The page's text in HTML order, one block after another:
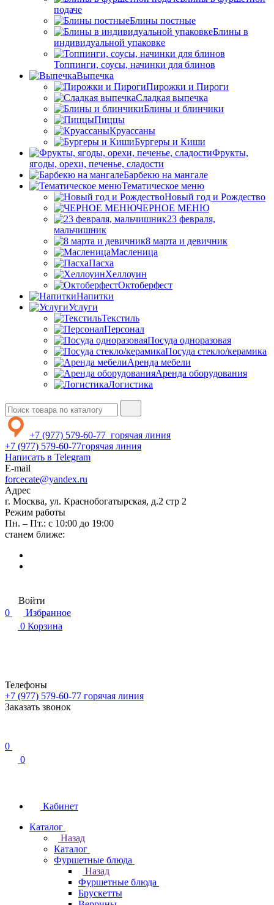
подаче
Блины постные
Блины в
индивидуальной упаковке
Топпинги, соусы, начинки для блинов
Выпечка
Пирожки и Пироги
Сладкая выпечка
Блины и блинчики
Пиццы
Круасcаны
Бургеры и Киши
Фрукты,
ягоды, орехи, печенье, сладости
Барбекю на мангале
Тематическое меню
Новый год и Рождество
ЧЕРНОЕ МЕНЮ
23 февраля,
мальчишник
8 марта и девичник
Масленица
Пасха
Хеллоуин
Октоберфест
Напитки
Услуги
Текстиль
Персонал
Посуда одноразовая
Посуда стекло/керамика
Аренда мебели
Аренда оборудования
Логистика
+7 (977) 579-60-77 горячая линия
+7 (977) 579-60-77горячая линия
Написать в Telegram
E-mail
forcecate@yandex.ru
Адрес
г. Москва, ул. Краснобогатырская, д.2 стр 2
Режим работы
Пн. – Пт.: с 10:00 до 19:00
станем ближе:
Войти
0
Избранное
0 Корзина
Телефоны
+7 (977) 579-60-77 горячая линия
Заказать звонок
0
0
Кабинет
Каталог
Назад
Каталог
Фуршетные блюда
Назад
Фуршетные блюда
Брускетты